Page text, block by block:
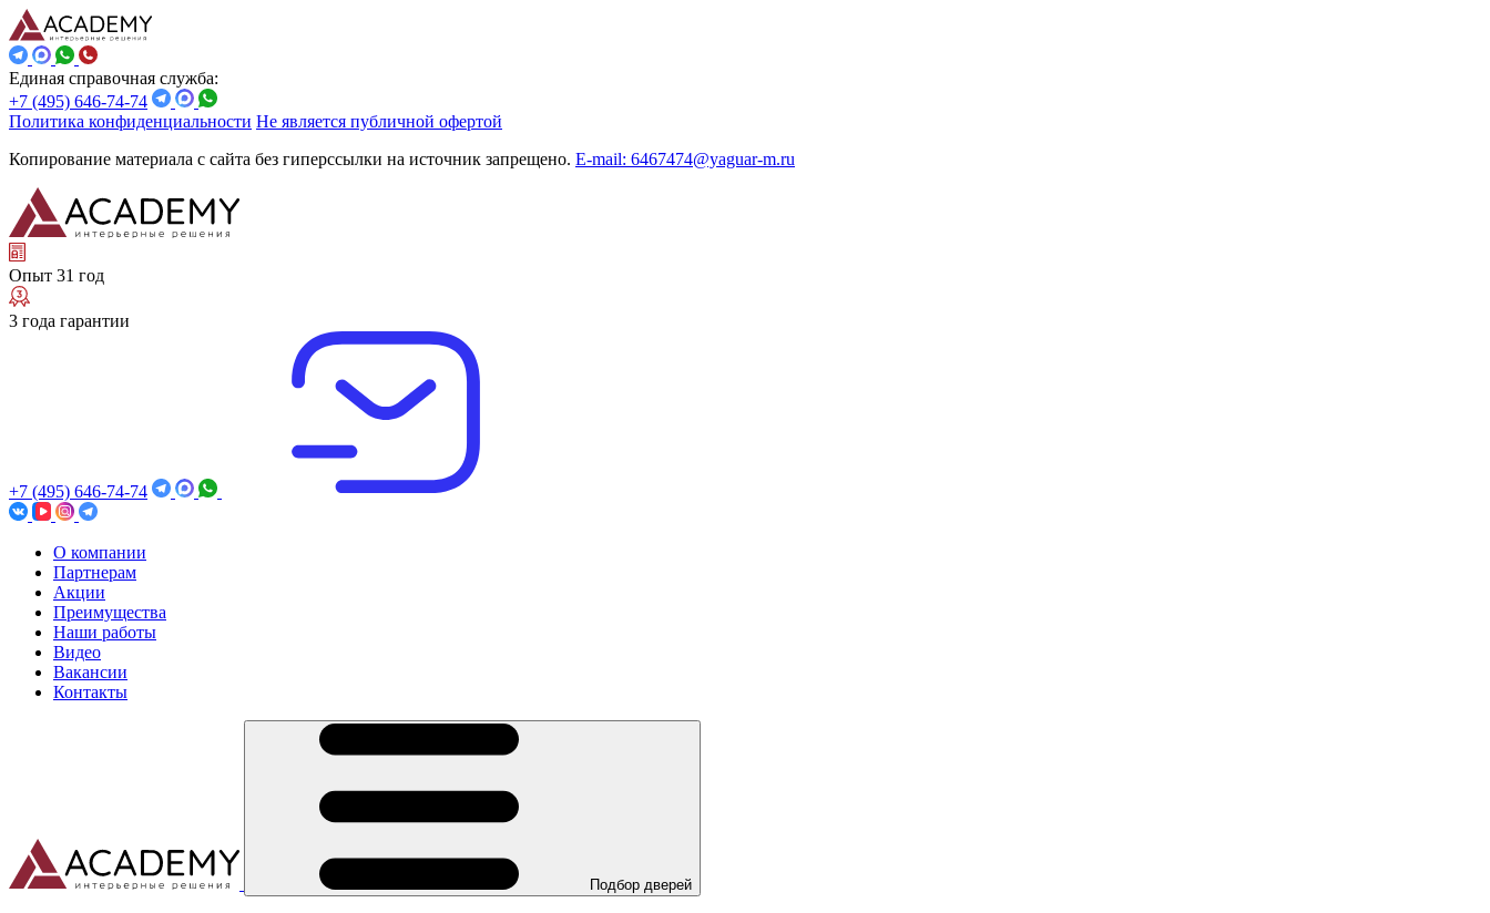
Единая справочная служба:
+7 (495) 646-74-74
Политика конфиденциальности Не является публичной офертой
Копирование материала с сайта без гиперссылки на источник запрещено. E-mail: 6467474@yaguar-m.ru
Опыт 31 год
3 года гарантии
+7 (495) 646-74-74
О компании
Партнерам
Акции
Преимущества
Наши работы
Видео
Вакансии
Контакты
Подбор дверей